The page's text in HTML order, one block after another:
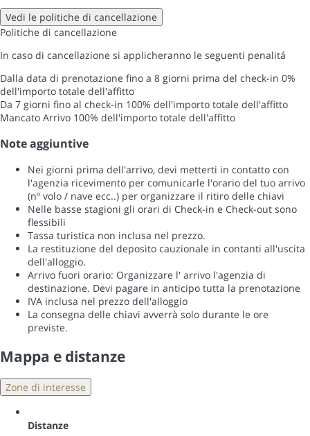
Vedi le politiche di cancellazione
Politiche di cancellazione
In caso di cancellazione si applicheranno le seguenti penalitá
Dalla data di prenotazione fino a 8 giorni prima del check-in 0%
dell'importo totale dell'affitto
Da 7 giorni fino al check-in 100% dell'importo totale dell'affitto
Mancato Arrivo 100% dell'importo totale dell'affitto
Note aggiuntive
Nei giorni prima dell'arrivo, devi metterti in contatto con
l'agenzia ricevimento per comunicarle l'orario del tuo arrivo
(nº volo / nave ecc..) per organizzare il ritiro delle chiavi
Nelle basse stagioni gli orari di Check-in e Check-out sono
flessibili
Tassa turistica non inclusa nel prezzo.
La restituzione del deposito cauzionale in contanti all'uscita
dell'alloggio.
Arrivo fuori orario: Organizzare l' arrivo l'agenzia di
destinazione. Devi pagare in anticipo tutta la prenotazione
IVA inclusa nel prezzo dell'alloggio
La consegna delle chiavi avverrà solo durante le ore
previste.
Mappa e distanze
Zone di interesse
Distanze